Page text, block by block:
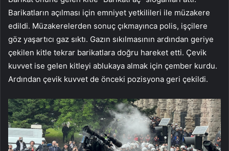
Barikatların açılması için emniyet yetkilileri ile müzakere
edildi. Müzakerelerden sonuç çıkmayınca polis, işçilere
göz yaşartıcı gaz sıktı. Gazın sıkılmasının ardından geriye
çekilen kitle tekrar barikatlara doğru hareket etti. Çevik
kuvvet ise gelen kitleyi ablukaya almak için çember kurdu.
Ardından çevik kuvvet de önceki pozisyona geri çekildi.